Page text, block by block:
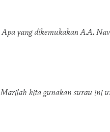
Apa yang dikemukakan A.A.
Marilah kita gunakan surau ini